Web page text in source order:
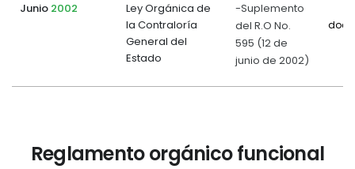
Junio 2002
Ley Orgánica de
la Contraloría
General del
Estado
-Suplemento
del R.O No.
595 (12 de
junio de 2002)
Reglamento orgánico funcional